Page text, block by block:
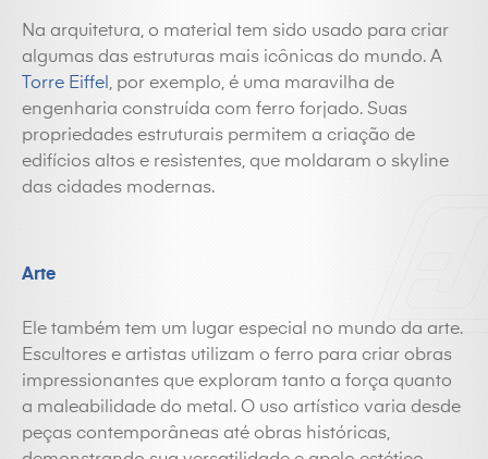
Na arquitetura, o material tem sido usado para criar
algumas das estruturas mais icônicas do mundo. A
Torre Eiffel , por exemplo, é uma maravilha de
engenharia construída com ferro forjado. Suas
propriedades estruturais permitem a criação de
edifícios altos e resistentes, que moldaram o skyline
das cidades modernas.
Arte
Ele também tem um lugar especial no mundo da arte.
Escultores e artistas utilizam o ferro para criar obras
impressionantes que exploram tanto a força quanto
a maleabilidade do metal. O uso artístico varia desde
peças contemporâneas até obras históricas,